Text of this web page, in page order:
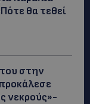
θα τεθεί
στην
νεκρούς»-